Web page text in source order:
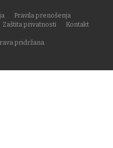
pridržana.
Pravila prenošenja
Zaštita privatnosti
Kontakt